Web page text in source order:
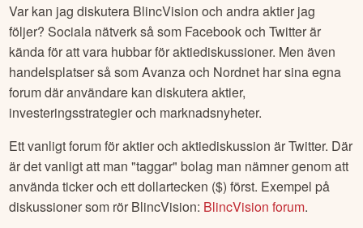
Var kan jag diskutera BlincVision och andra aktier jag
följer? Sociala nätverk så som Facebook och Twitter är
kända för att vara hubbar för aktiediskussioner. Men även
handelsplatser så som Avanza och Nordnet har sina egna
forum där användare kan diskutera aktier,
investeringsstrategier och marknadsnyheter.
Ett vanligt forum för aktier och aktiediskussion är Twitter. Där
är det vanligt att man "taggar" bolag man nämner genom att
använda ticker och ett dollartecken ($) först. Exempel på
diskussioner som rör BlincVision: BlincVision forum.